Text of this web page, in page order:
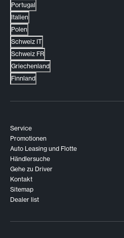
Portugal
Italien
Polen
Schweiz IT
Schweiz FR
Griechenland
Finnland
Service
Promotionen
Auto Leasing und Flotte
Händlersuche
Gehe zu Driver
Kontakt
Sitemap
Dealer list